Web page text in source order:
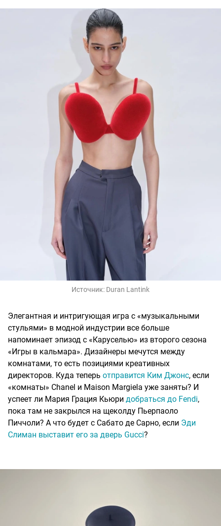
Источник: Duran Lantink
Элегантная и интригующая игра с «музыкальными
стульями» в модной индустрии все больше
напоминает эпизод с «Каруселью» из второго сезона
«Игры в кальмара». Дизайнеры мечутся между
комнатами, то есть позициями креативных
директоров. Куда теперь отправится Ким Джонс, если
«комнаты» Chanel и Maison Margiela уже заняты? И
успеет ли Мария Грация Кьюри добраться до Fendi,
пока там не закрылся на щеколду Пьерпаоло
Пиччоли? А что будет с Сабато де Сарно, если Эди
Слиман выставит его за дверь Gucci?